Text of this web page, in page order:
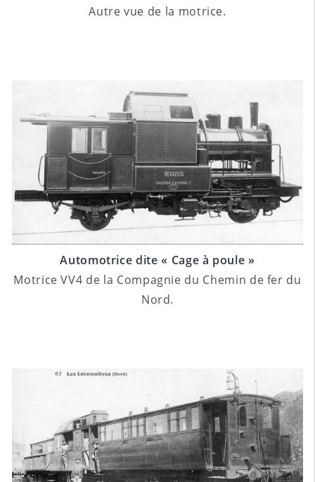
Autre vue de la motrice.
Automotrice dite « Cage à poule »
Motrice VV4 de la Compagnie du Chemin de fer du
Nord.